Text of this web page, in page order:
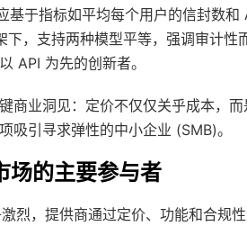
基于指标如平均每个用户的信封数
下，支持两种模型平等，强调审计性
API 为先的创新者。
商业洞见：定价不仅仅关乎成本，
吸引寻求弹性的中小企业 (SMB)。
场的主要参与者
烈，提供商通过定价、功能和合规